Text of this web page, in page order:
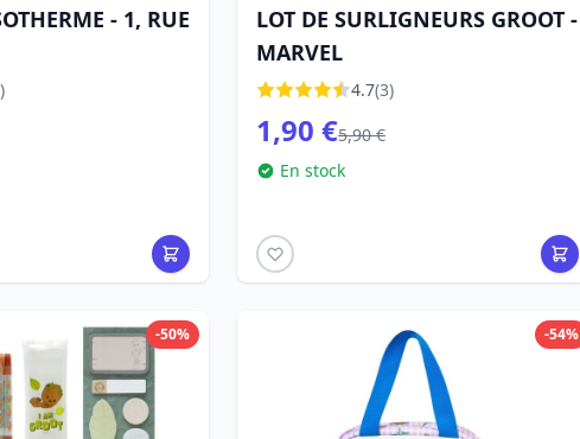
- 1, RUE
LOT DE SURLIGNEURS GROOT -
MARVEL
4.7(3)
1,90 €5,90 €
En stock
-50% -54%